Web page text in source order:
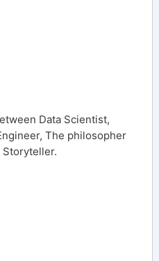
Data Scientist,
The philosopher
Storyteller.